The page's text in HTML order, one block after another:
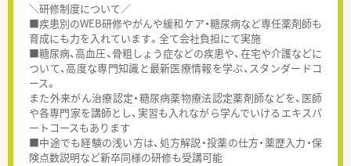
＼研修制度について／
■疾患別のWEB研修やがんや緩和ケア・糖尿病など専任薬剤師も
育成にも力を入れています。全て会社負担にて実施
■糖尿病、高血圧、骨粗しょう症などの疾患や、在宅や介護などに
ついて、高度な専門知識と最新医療情報を学ぶ、スタンダードコ
ース。
また外来がん治療認定・糖尿病薬物療法認定薬剤師などを、医師
や各専門家を講師とし、実習も入れながら学んでいけるエキスパ
ートコースもあります
■中途でも経験の浅い方は、処方解説・投薬の仕方・薬歴入力・保
険点数説明など新卒同様の研修も受講可能